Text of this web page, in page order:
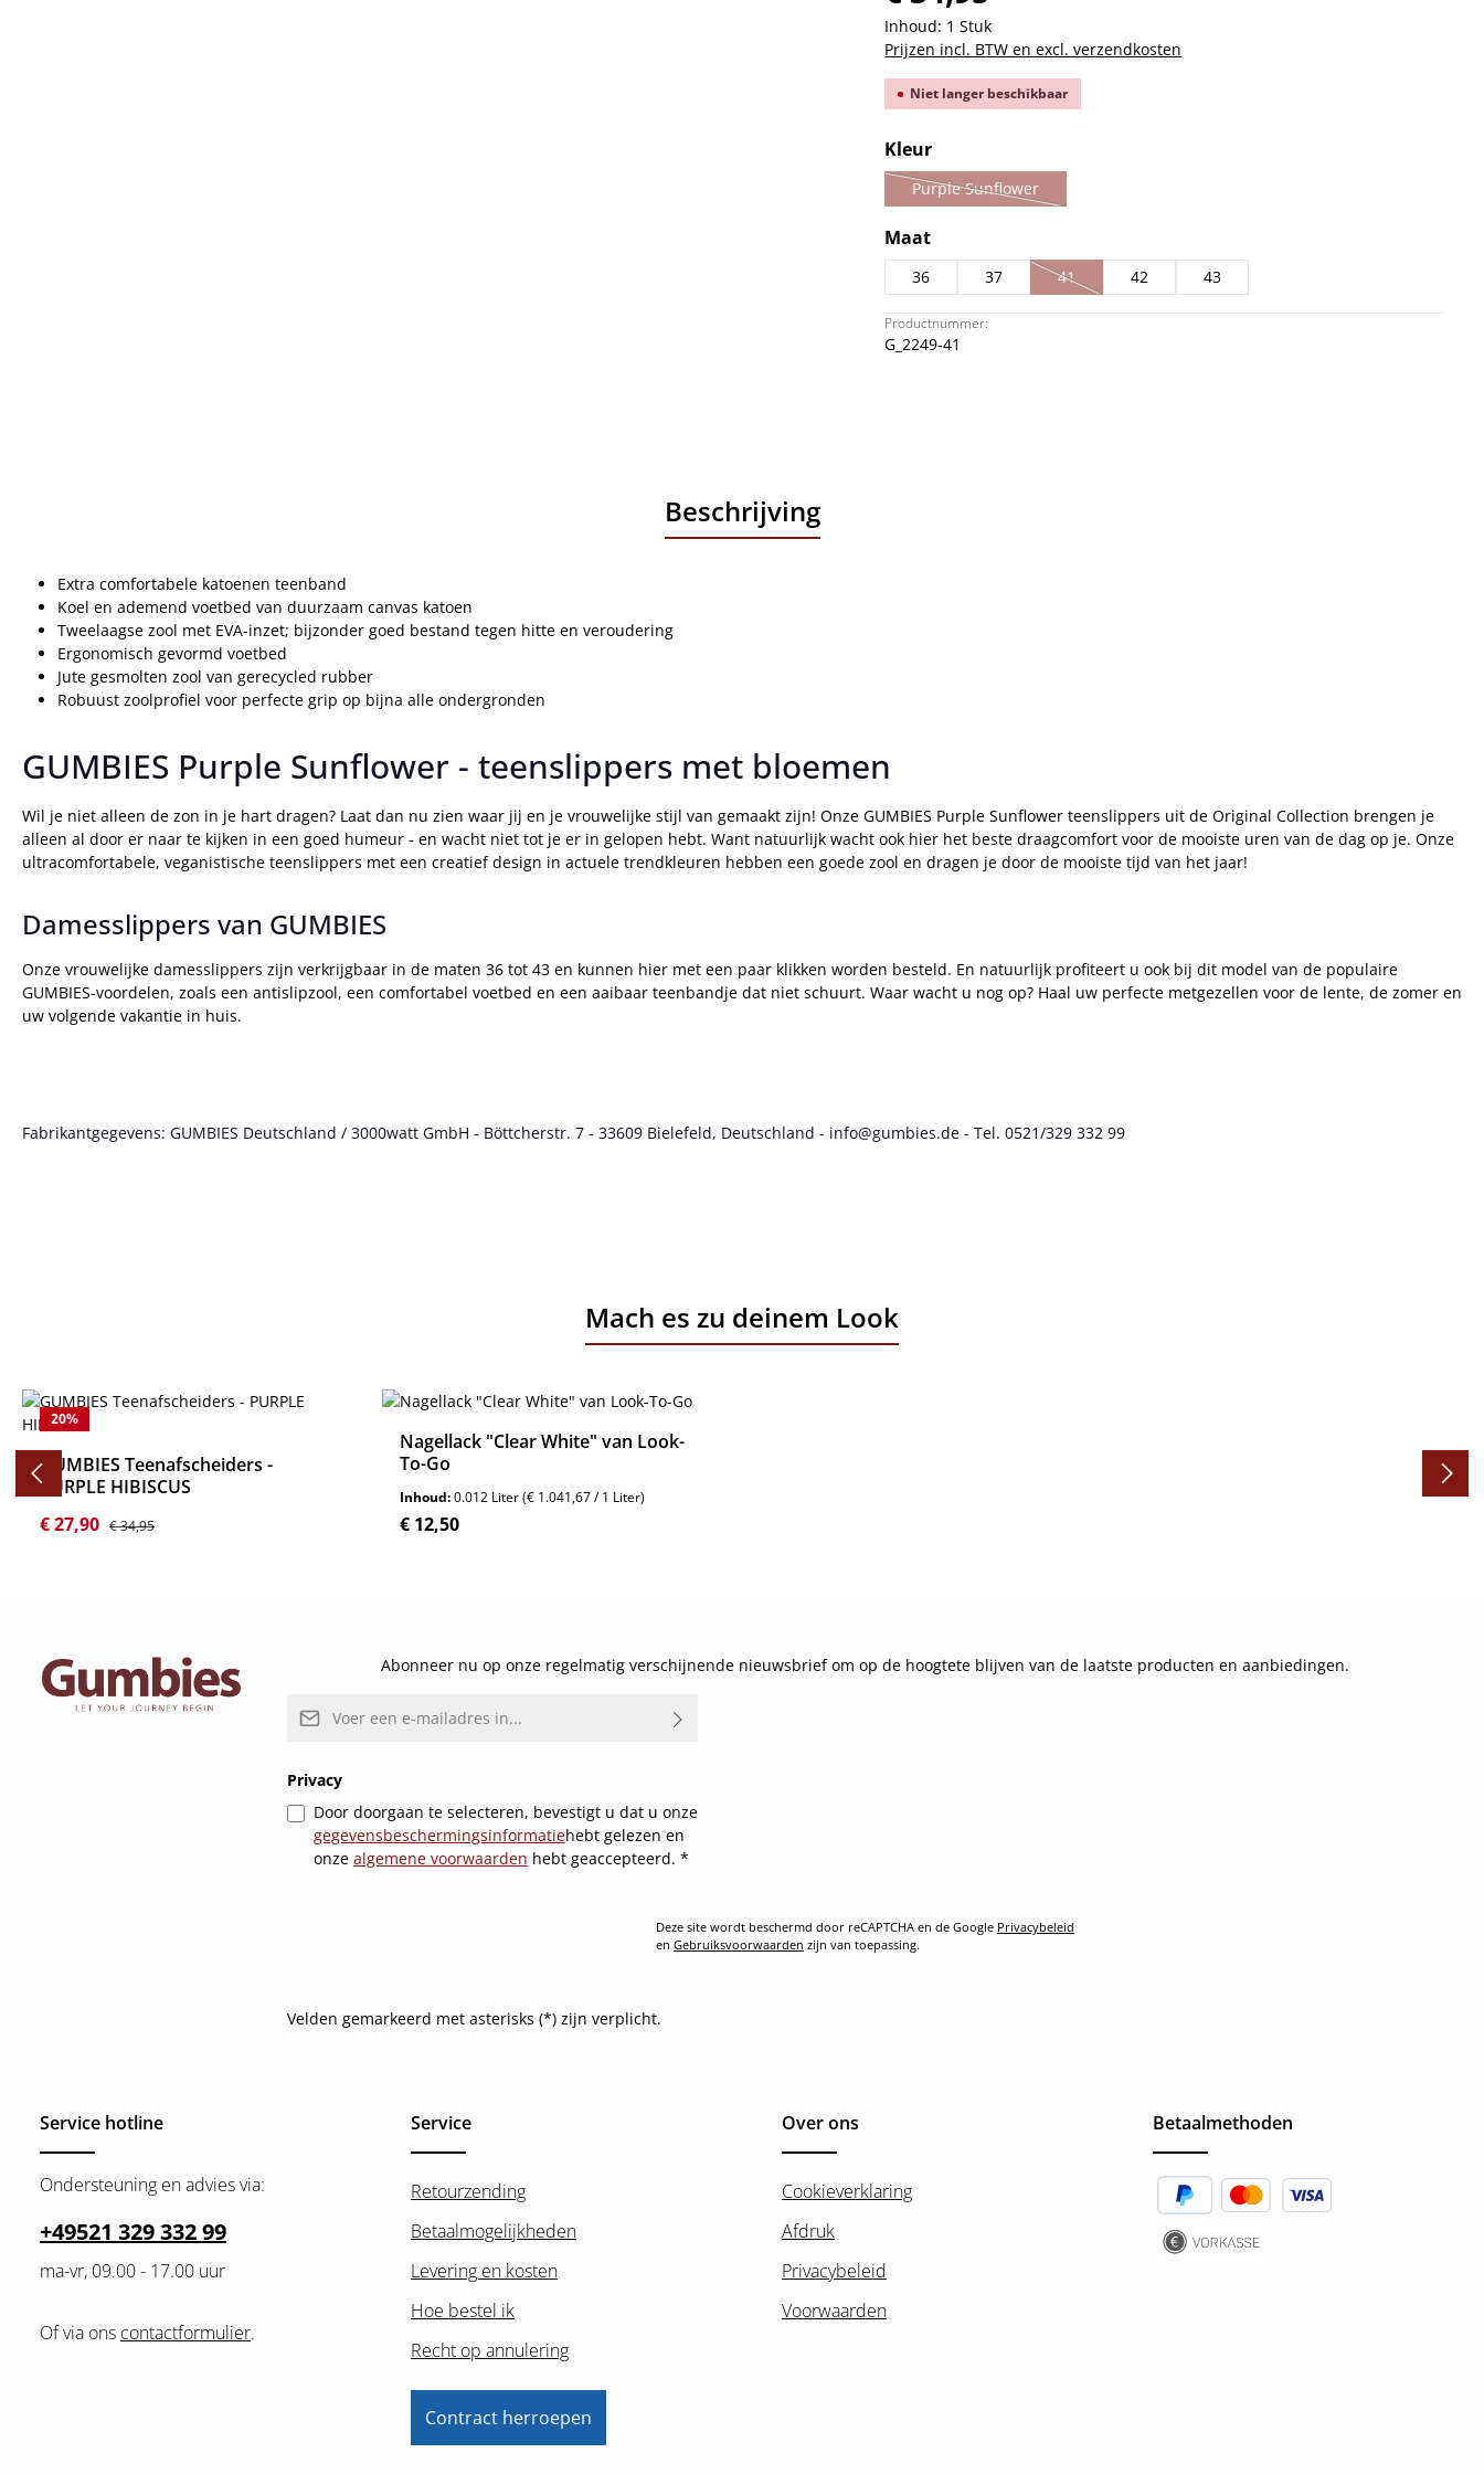
Inhoud: 1 Stuk
Prijzen incl. BTW en excl. verzendkosten
Niet langer beschikbaar
Selecteer
Kleur
Purple Sunflower
(Deze optie is momenteel niet beschikbaar.)
Selecteer
Maat
36 37 41
(Deze optie is momenteel niet beschikbaar.)
42 43
Productnummer:
G_2249-41
Beschrijving
Extra comfortabele katoenen teenband
Koel en ademend voetbed van duurzaam canvas katoen
Tweelaagse zool met EVA-inzet; bijzonder goed bestand tegen hitte en veroudering
Ergonomisch gevormd voetbed
Jute gesmolten zool van gerecycled rubber
Robuust zoolprofiel voor perfecte grip op bijna alle ondergronden
GUMBIES Purple Sunflower - teenslippers met bloemen
Wil je niet alleen de zon in je hart dragen? Laat dan nu zien waar jij en je vrouwelijke stijl van gemaakt zijn! Onze GUMBIES Purple Sunflower teenslippers uit de Original Collection brengen je
alleen al door er naar te kijken in een goed humeur - en wacht niet tot je er in gelopen hebt. Want natuurlijk wacht ook hier het beste draagcomfort voor de mooiste uren van de dag op je. Onze
ultracomfortabele, veganistische teenslippers met een creatief design in actuele trendkleuren hebben een goede zool en dragen je door de mooiste tijd van het jaar!
Damesslippers van GUMBIES
Onze vrouwelijke damesslippers zijn verkrijgbaar in de maten 36 tot 43 en kunnen hier met een paar klikken worden besteld. En natuurlijk profiteert u ook bij dit model van de populaire
GUMBIES-voordelen, zoals een antislipzool, een comfortabel voetbed en een aaibaar teenbandje dat niet schuurt. Waar wacht u nog op? Haal uw perfecte metgezellen voor de lente, de zomer en
uw volgende vakantie in huis.
Fabrikantgegevens: GUMBIES Deutschland / 3000watt GmbH - Böttcherstr. 7 - 33609 Bielefeld, Deutschland - info@gumbies.de - Tel. 0521/329 332 99
Mach es zu deinem Look
Productgalerij overslaan
20%
GUMBIES Teenafscheiders -
PURPLE HIBISCUS
Verkoopprijs:
€ 27,90 Normale prijs:
€ 34,95
Nagellack "Clear White" van Look-
To-Go
Inhoud:0.012 Liter(€ 1.041,67 / 1 Liter)
Normale prijs:
€ 12,50
Abonneer nu op onze regelmatig verschijnende nieuwsbrief om op de hoogtete blijven van de laatste producten en aanbiedingen.
E-mailadres*
Privacy
Door doorgaan te selecteren, bevestigt u dat u onze
gegevensbeschermingsinformatiehebt gelezen en
onze algemene voorwaarden hebt geaccepteerd. *
Deze site wordt beschermd door reCAPTCHA en de Google Privacybeleid
en Gebruiksvoorwaarden zijn van toepassing.
Velden gemarkeerd met asterisks (*) zijn verplicht.
Service hotline
Ondersteuning en advies via:
+49521 329 332 99
ma-vr, 09.00 - 17.00 uur
Of via ons contactformulier.
Service
Retourzending
Betaalmogelijkheden
Levering en kosten
Hoe bestel ik
Recht op annulering
Contract herroepen
Over ons
Cookieverklaring
Afdruk
Privacybeleid
Voorwaarden
Betaalmethoden